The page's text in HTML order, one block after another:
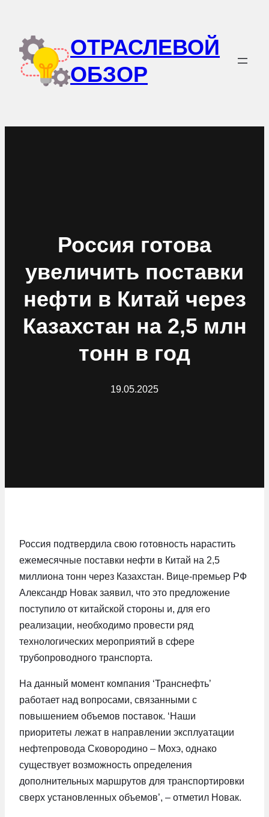
содержимому
ОТРАСЛЕВОЙ
ОБЗОР
Россия готова
увеличить поставки
нефти в Китай через
Казахстан на 2,5 млн
тонн в год
19.05.2025
Россия подтвердила свою готовность нарастить
ежемесячные поставки нефти в Китай на 2,5
миллиона тонн через Казахстан. Вице-премьер РФ
Александр Новак заявил, что это предложение
поступило от китайской стороны и, для его
реализации, необходимо провести ряд
технологических мероприятий в сфере
трубопроводного транспорта.
На данный момент компания ‘Транснефть’
работает над вопросами, связанными с
повышением объемов поставок. ‘Наши
приоритеты лежат в направлении эксплуатации
нефтепровода Сковородино – Мохэ, однако
существует возможность определения
дополнительных маршрутов для транспортировки
сверх установленных объемов’, – отметил Новак.